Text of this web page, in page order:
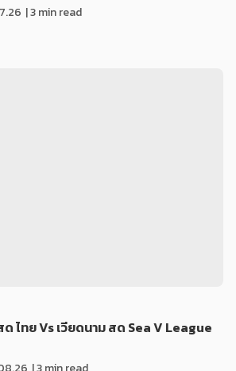
| 3 min read
ไทย Vs เวียดนาม สด Sea V League